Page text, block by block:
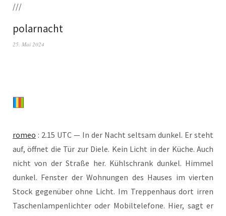
///
polarnacht
25. Mai 2024
romeo : 2.15 UTC — In der Nacht selt­sam dun­kel. Er steht
auf, öff­net die Tür zur Die­le. Kein Licht in der Küche. Auch
nicht von der Stra­ße her. Kühl­schrank dun­kel. Him­mel
dun­kel. Fens­ter der Woh­nun­gen des Hau­ses im vier­ten
Stock gegen­über ohne Licht. Im Trep­pen­haus dort irren
Taschen­lam­pen­lich­ter oder Mobil­te­le­fo­ne. Hier, sagt er